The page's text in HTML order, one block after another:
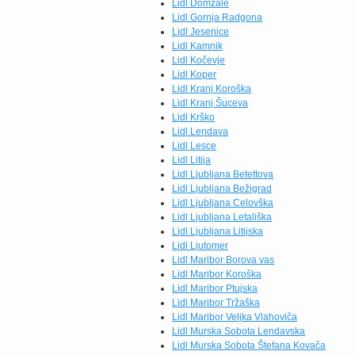
Lidl Domžale
Lidl Gornja Radgona
Lidl Jesenice
Lidl Kamnik
Lidl Kočevje
Lidl Koper
Lidl Kranj Koroška
Lidl Kranj Šuceva
Lidl Krško
Lidl Lendava
Lidl Lesce
Lidl Litija
Lidl Ljubljana Betettova
Lidl Ljubljana Bežigrad
Lidl Ljubljana Celovška
Lidl Ljubljana Letališka
Lidl Ljubljana Litijska
Lidl Ljutomer
Lidl Maribor Borova vas
Lidl Maribor Koroška
Lidl Maribor Ptujska
Lidl Maribor Tržaška
Lidl Maribor Veljka Vlahoviča
Lidl Murska Sobota Lendavska
Lidl Murska Sobota Štefana Kovača